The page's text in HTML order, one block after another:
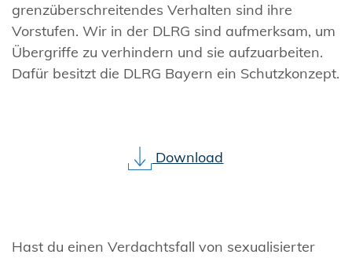
grenzüberschreitendes Verhalten sind ihre
Vorstufen. Wir in der DLRG sind aufmerksam, um
Übergriffe zu verhindern und sie aufzuarbeiten.
Dafür besitzt die DLRG Bayern ein Schutzkonzept.
Download
Hast du einen Verdachtsfall von sexualisierter